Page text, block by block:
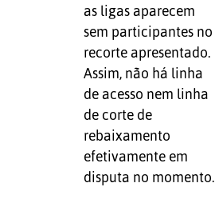
as ligas aparecem
sem participantes no
recorte apresentado.
Assim, não há linha
de acesso nem linha
de corte de
rebaixamento
efetivamente em
disputa no momento.